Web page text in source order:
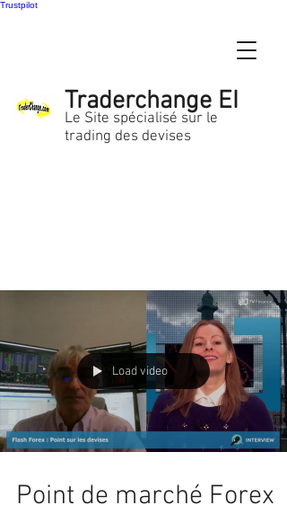
Trustpilot
Traderchange EI
Le Site spécialisé sur le
trading des devises
Load video
Point de marché Forex